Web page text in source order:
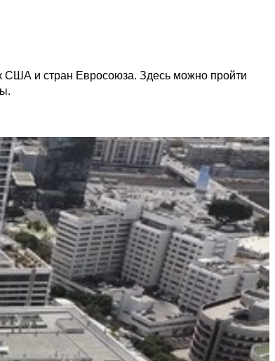
США и стран Евросоюза. Здесь можно пройти